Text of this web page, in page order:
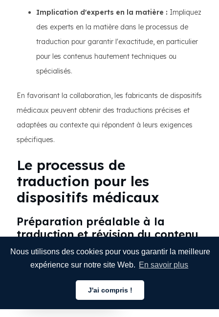
Nous utilisons des cookies pour vous garantir la meilleure
expérience sur notre site Web. En savoir plus
J'ai compris !
Implication d'experts en la matière : Impliquez
des experts en la matière dans le processus de
traduction pour garantir l'exactitude, en particulier
pour les contenus hautement techniques ou
spécialisés.
En favorisant la collaboration, les fabricants de dispositifs
médicaux peuvent obtenir des traductions précises et
adaptées au contexte qui répondent à leurs exigences
spécifiques.
Le processus de
traduction pour les
dispositifs médicaux
Préparation préalable à la
traduction et révision du contenu
Le processus de traduction pour les dispositifs médicaux
préparation préalable à la traduction et la révision du
Français